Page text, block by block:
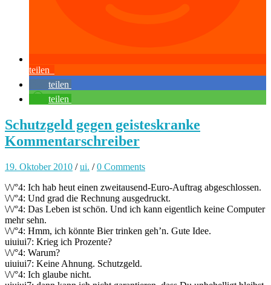
teilen
teilen
teilen
Schutzgeld gegen geisteskranke
Kommentarschreiber
19. Oktober 2010 /ui. /0 Comments
\/\/°4: Ich hab heut einen zweitausend-Euro-Auftrag abgeschlossen.
\/\/°4: Und grad die Rechnung ausgedruckt.
\/\/°4: Das Leben ist schön. Und ich kann eigentlich keine Computer
mehr sehn.
\/\/°4: Hmm, ich könnte Bier trinken geh’n. Gute Idee.
uiuiui7: Krieg ich Prozente?
\/\/°4: Warum?
uiuiui7: Keine Ahnung. Schutzgeld.
\/\/°4: Ich glaube nicht.